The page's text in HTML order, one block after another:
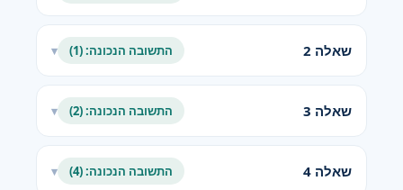
שאלה 2 התשובה הנכונה: (1) ▾
שאלה 3 התשובה הנכונה: (2) ▾
שאלה 4 התשובה הנכונה: (4) ▾